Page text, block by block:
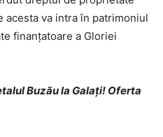
acesta va intra în patrimoniul
finanțatoare a Gloriei
Buzău la Galați! Oferta